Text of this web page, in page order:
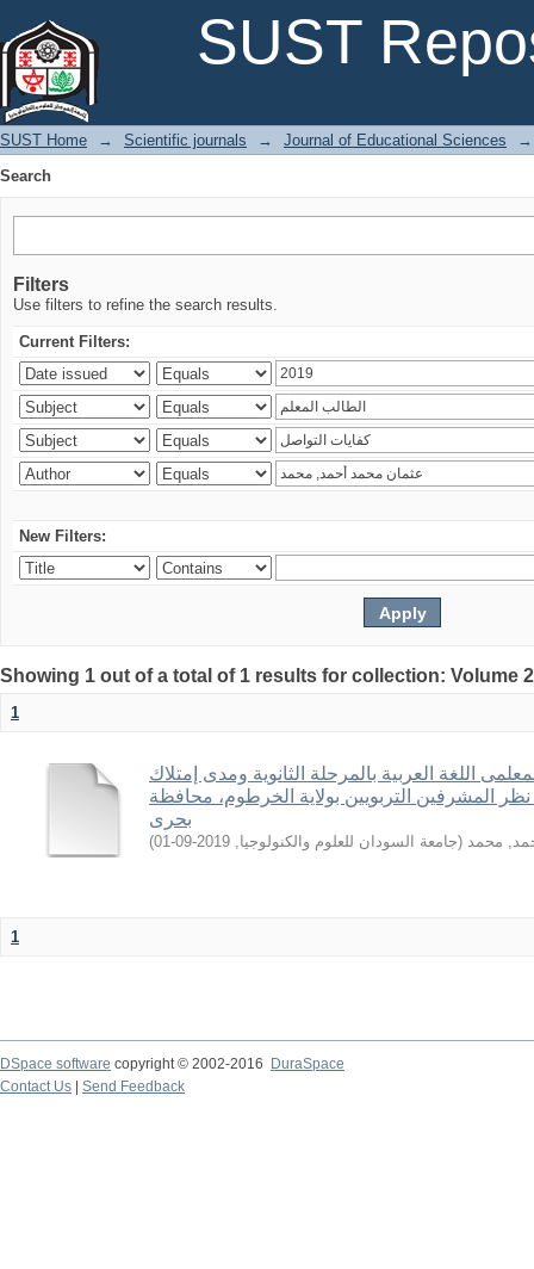
SUST
SUST Home → Scientific journals → Journal of Educational Sciences
→
Search
Filters
Use filters to refine the search results.
Current Filters:
New Filters:
Showing 1 out of a total of 1 results for collection: Volume
1
اللغة العربية بالمرحلة الثانوية ومدى إمتلاك
المشرفين التربويين بولاية الخرطوم، محافظة
بحرى
محمد (جامعة السودان للعلوم والكنولوجيا,
2019-09-01
)
1
DSpace software copyright © 2002-2016
DuraSpace
Contact Us
Send Feedback